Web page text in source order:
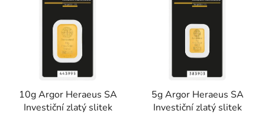
10g Argor Heraeus SA
Investiční zlatý slitek
5g Argor Heraeus SA
Investiční zlatý slitek